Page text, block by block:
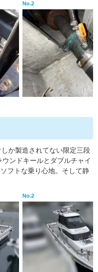
No.2
か製造されてない限定三段
ンドキールとダブルチャイ
フトな乗り心地。そして静
No.2